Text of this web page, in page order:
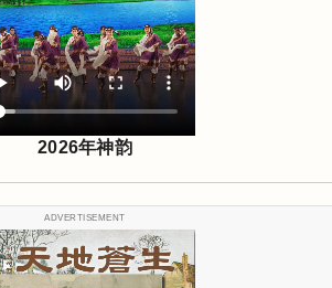
2026年神韵
ADVERTISEMENT